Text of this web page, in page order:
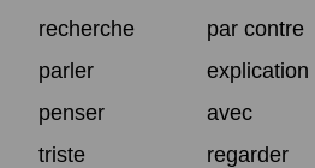
recherche
par contre
parler
explication
penser
avec
triste
regarder